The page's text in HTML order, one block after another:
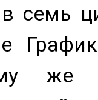
семь
же